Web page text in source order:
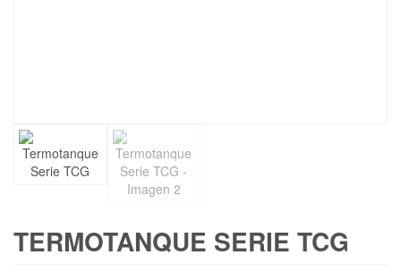
TERMOTANQUE SERIE TCG